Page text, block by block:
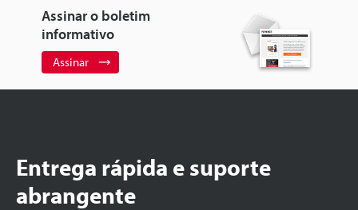
Assinar o boletim
informativo
Assinar
Entrega rápida e suporte
abrangente